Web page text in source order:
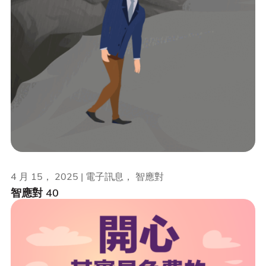
智應對 40
4 月 15， 2025 | 電子訊息， 智應對